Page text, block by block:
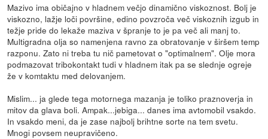
Mazivo ima običajno v hladnem večjo dinamično viskoznost. Bolj je
viskozno, lažje loči površine, edino povzroča več viskoznih izgub in
težje pride do lekaže maziva v špranje to je pa več ali manj to.
Multigradna olja so namenjena ravno za obratovanje v širšem temp
razponu. Zato ni treba tu nič pametovat o "optimalnem". Olje mora
podmazovat tribokontakt tudi v hladnem itak pa se slednje ogreje
že v komtaktu med delovanjem.
Mislim... ja glede tega motornega mazanja je toliko praznoverja in
mitov da glava boli. Ampak...jebiga... danes ima avtomobil vsakdo.
In vsakdo meni, da je zase najbolj brihtne sorte na tem svetu.
Mnogi povsem neupravičeno.